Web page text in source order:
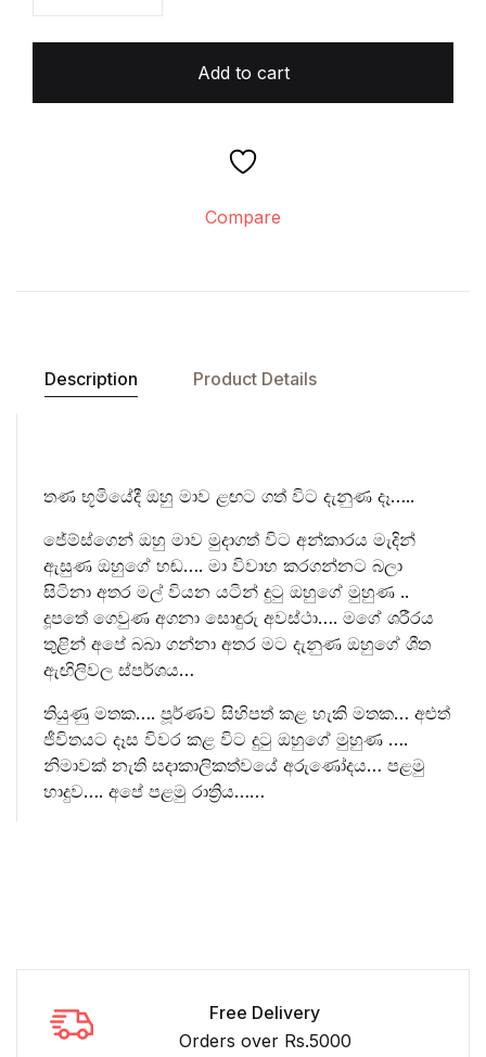
Add to cart
Compare
Description Product Details
තණ භූමියේදී ඔහු මාව ළඟට ගත් විට දැනුණ දෑ…..
ජේම්ස්ගෙන් ඔහු මාව මුදාගත් විට අන්කාරය මැදින්
ඇසුණ ඔහුගේ හඬ…. මා විවාහ කරගන්නට බලා
සිටිනා අතර මල් වියන යටින් දුටු ඔහුගේ මුහුණ ..
දූපතේ ගෙවුණ අගනා සොඳුරු අවස්ථා…. මගේ ශරීරය
තුළින් අපේ බබා ගන්නා අතර මට දැනුණ ඔහුගේ ශීත
ඇඟිලිවල ස්පර්ශය…
තියුණු මතක…. පූර්ණව සිහිපත් කළ හැකි මතක… අළුත්
ජීවිතයට දෑස විවර කළ විට දුටු ඔහුගේ මුහුණ ….
නිමාවක් නැති සදාකාලිකත්වයේ අරුණෝදය… පළමු
හාදුව…. අපේ පළමු රාත්‍රිය……
Free Delivery
Orders over Rs.5000